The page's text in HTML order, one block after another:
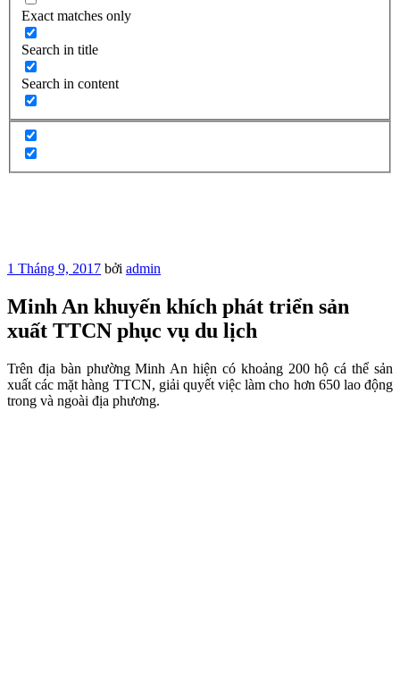
Exact matches only
Search in title
Search in content
Đăng
1 Tháng 9, 2017 bởi admin
Minh An khuyến khích phát triển sản
xuất TTCN phục vụ du lịch
Trên địa bàn phường Minh An hiện có khoảng 200 hộ cá thể sản
xuất các mặt hàng TTCN, giải quyết việc làm cho hơn 650 lao động
trong và ngoài địa phương.